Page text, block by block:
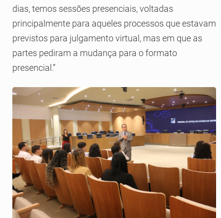
dias, temos sessões presenciais, voltadas
principalmente para aqueles processos que estavam
previstos para julgamento virtual, mas em que as
partes pediram a mudança para o formato
presencial.”